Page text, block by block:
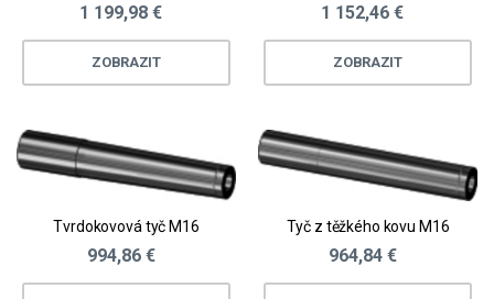
1 199,98 €
ZOBRAZIT
1 152,46 €
ZOBRAZIT
Tvrdokovová tyč M16
994,86 €
Tyč z těžkého kovu M16
964,84 €